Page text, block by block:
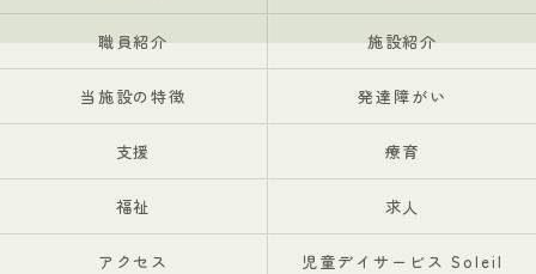
職員紹介 施設紹介
当施設の特徴 発達障がい
支援 療育
福祉 求人
アクセス 児童デイサービス Soleil